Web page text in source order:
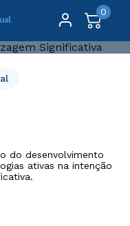
0
e a
do desenvolvimento
ativas na intenção